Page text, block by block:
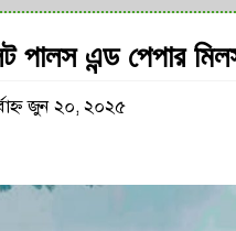
পালস এন্ড পেপার
জুন ২০, ২০২৫